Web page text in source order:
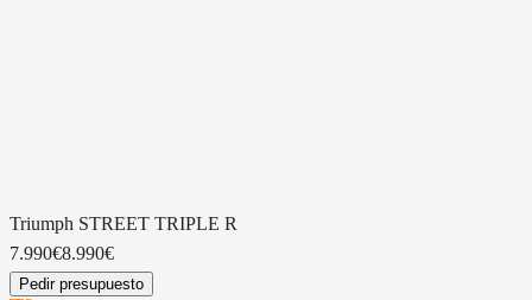
Triumph STREET TRIPLE R
7.990€8.990€
Pedir presupuesto